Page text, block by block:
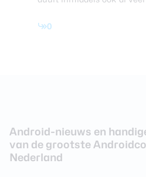
0
Android-nieuws en
van de grootste
Nederland